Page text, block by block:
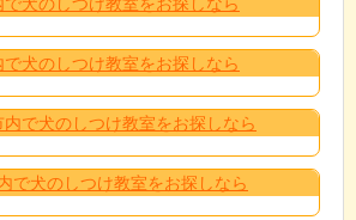
で犬のしつけ教室をお探しなら
で犬のしつけ教室をお探しなら
で犬のしつけ教室をお探しなら